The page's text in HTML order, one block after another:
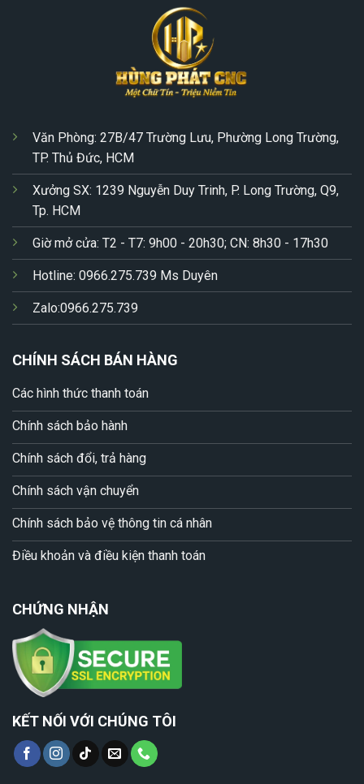
Văn Phòng: 27B/47 Trường Lưu, Phường Long Trường,
TP. Thủ Đức, HCM
Xưởng SX: 1239 Nguyễn Duy Trinh, P. Long Trường, Q9,
Tp. HCM
Giờ mở cửa: T2 - T7: 9h00 - 20h30; CN: 8h30 - 17h30
Hotline: 0966.275.739 Ms Duyên
Zalo:0966.275.739
CHÍNH SÁCH BÁN HÀNG
Các hình thức thanh toán
Chính sách bảo hành
Chính sách đổi, trả hàng
Chính sách vận chuyển
Chính sách bảo vệ thông tin cá nhân
Điều khoản và điều kiện thanh toán
CHỨNG NHẬN
KẾT NỐI VỚI CHÚNG TÔI